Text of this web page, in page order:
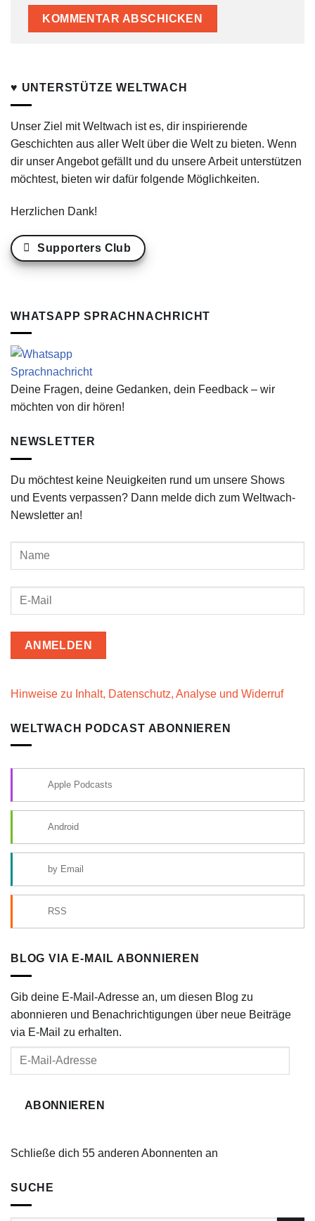
♥ UNTERSTÜTZE WELTWACH
Unser Ziel mit Weltwach ist es, dir inspirierende
Geschichten aus aller Welt über die Welt zu bieten. Wenn
dir unser Angebot gefällt und du unsere Arbeit unterstützen
möchtest, bieten wir dafür folgende Möglichkeiten.
Herzlichen Dank!
Supporters Club
WHATSAPP SPRACHNACHRICHT
Deine Fragen, deine Gedanken, dein Feedback – wir
möchten von dir hören!
NEWSLETTER
Du möchtest keine Neuigkeiten rund um unsere Shows
und Events verpassen? Dann melde dich zum Weltwach-
Newsletter an!
Hinweise zu Inhalt, Datenschutz, Analyse und Widerruf
WELTWACH PODCAST ABONNIEREN
Apple Podcasts
Android
by Email
RSS
BLOG VIA E-MAIL ABONNIEREN
Gib deine E-Mail-Adresse an, um diesen Blog zu
abonnieren und Benachrichtigungen über neue Beiträge
via E-Mail zu erhalten.
ABONNIEREN
Schließe dich 55 anderen Abonnenten an
SUCHE